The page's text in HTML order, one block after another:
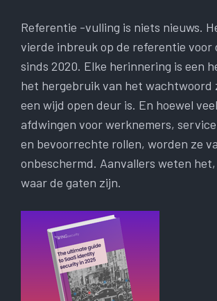
Referentie -vulling is niets nieuws.
vierde inbreuk op de referentie voor
sinds 2020. Elke herinnering is een
het hergebruik van het wachtwoord
een wijd open deur is. En hoewel
afdwingen voor werknemers,
en bevoorrechte rollen, worden ze
onbeschermd. Aanvallers weten het,
waar de gaten zijn.